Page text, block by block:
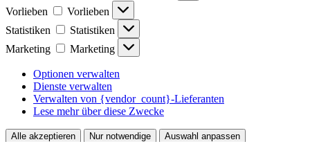
Vorlieben
Vorlieben
Statistiken
Statistiken
Marketing
Marketing
Optionen verwalten
Dienste verwalten
Verwalten von {vendor_count}-Lieferanten
Lese mehr über diese Zwecke
Alle akzeptieren Nur notwendige
Auswahl anpassen